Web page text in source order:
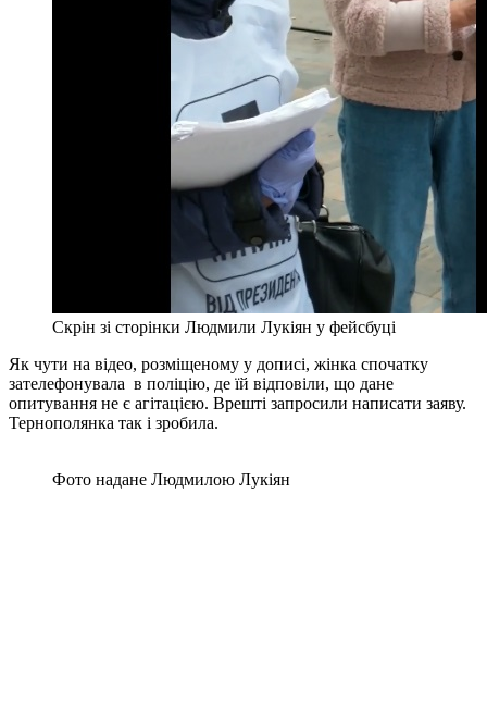
Скрін зі сторінки Людмили Лукіян у фейсбуці
Як чути на відео, розміщеному у дописі, жінка спочатку
зателефонувала в поліцію, де їй відповіли, що дане
опитування не є агітацією. Врешті запросили написати заяву.
Тернополянка так і зробила.
Фото надане Людмилою Лукіян